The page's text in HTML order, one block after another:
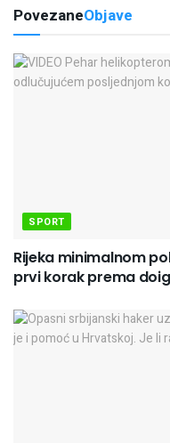
PovezaneObjave
SPORT
Rijeka minimalnom
prvi korak prema